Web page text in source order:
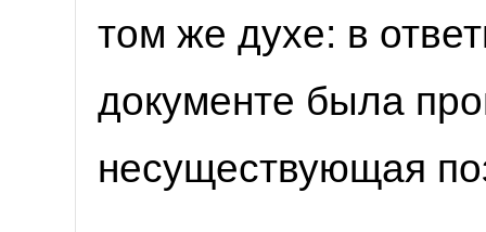
том же духе: в
документе была
несуществующая